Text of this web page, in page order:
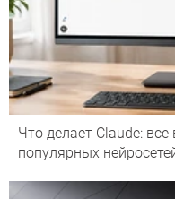
Что делает Сlaude:
популярных